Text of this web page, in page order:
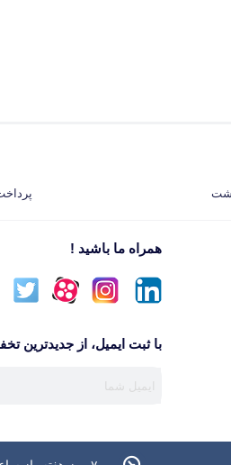
همراه ما باشید !
با ثبت ایمیل، از جدید‌ترین